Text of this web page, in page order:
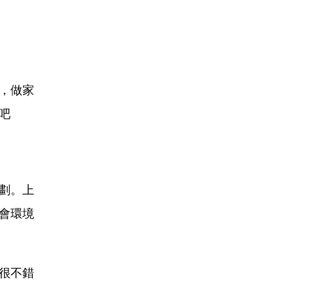
做家
。上
環境
不錯